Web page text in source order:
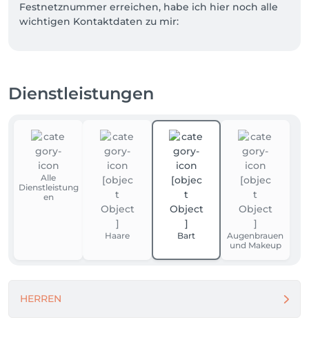
Festnetznummer erreichen, habe ich hier noch alle
wichtigen Kontaktdaten zu mir:
Ich freue mich auf Ihren Besuch!
Dienstleistungen
Alle
Dienstleistung
en
Haare Bart
Augenbrauen
und Makeup
HERREN